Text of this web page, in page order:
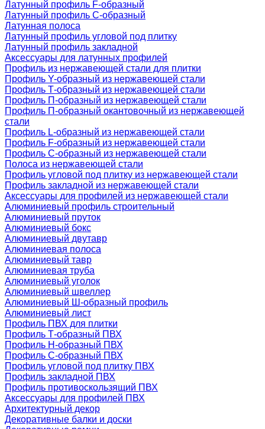
Латунный профиль F-образный
Латунный профиль C-образный
Латунная полоса
Латунный профиль угловой под плитку
Латунный профиль закладной
Аксессуары для латунных профилей
Профиль из нержавеющей стали для плитки
Профиль Y-образный из нержавеющей стали
Профиль Т-образный из нержавеющей стали
Профиль П-образный из нержавеющей стали
Профиль П-образный окантовочный из нержавеющей
стали
Профиль L-образный из нержавеющей стали
Профиль F-образный из нержавеющей стали
Профиль C-образный из нержавеющей стали
Полоса из нержавеющей стали
Профиль угловой под плитку из нержавеющей стали
Профиль закладной из нержавеющей стали
Аксессуары для профилей из нержавеющей стали
Алюминиевый профиль строительный
Алюминиевый пруток
Алюминиевый бокс
Алюминиевый двутавр
Алюминиевая полоса
Алюминиевый тавр
Алюминиевая труба
Алюминиевый уголок
Алюминиевый швеллер
Алюминиевый Ш-образный профиль
Алюминиевый лист
Профиль ПВХ для плитки
Профиль Т-образный ПВХ
Профиль H-образный ПВХ
Профиль C-образный ПВХ
Профиль угловой под плитку ПВХ
Профиль закладной ПВХ
Профиль противоскользящий ПВХ
Аксессуары для профилей ПВХ
Архитектурный декор
Декоративные балки и доски